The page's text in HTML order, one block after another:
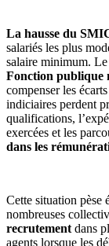
La hausse du
salariés les plus
salaire minimum.
Fonction publique
compenser les
indiciaires perdent
qualifications,
exercées et les
dans les
Cette situation pèse
nombreuses
recrutement dans
agents lorsque les